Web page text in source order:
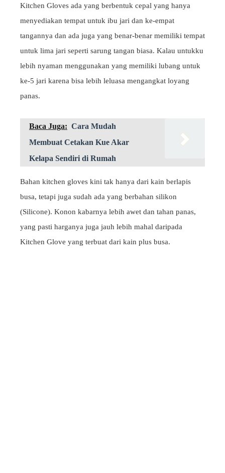
Kitchen Gloves ada yang berbentuk cepal yang hanya
menyediakan tempat untuk ibu jari dan ke-empat
tangannya dan ada juga yang benar-benar memiliki tempat
untuk lima jari seperti sarung tangan biasa. Kalau untukku
lebih nyaman menggunakan yang memiliki lubang untuk
ke-5 jari karena bisa lebih leluasa mengangkat loyang
panas.
Baca Juga: Cara Mudah
Membuat Cetakan Kue Akar
Kelapa Sendiri di Rumah
Bahan kitchen gloves kini tak hanya dari kain berlapis
busa, tetapi juga sudah ada yang berbahan silikon
(Silicone). Konon kabarnya lebih awet dan tahan panas,
yang pasti harganya juga jauh lebih mahal daripada
Kitchen Glove yang terbuat dari kain plus busa.